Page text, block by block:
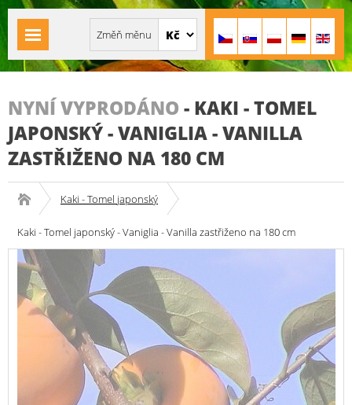
NYNÍ VYPRODÁNO - KAKI - TOMEL
JAPONSKÝ - VANIGLIA - VANILLA
ZASTŘIŽENO NA 180 CM
Kaki - Tomel japonský
Kaki - Tomel japonský - Vaniglia - Vanilla zastřiženo na 180 cm